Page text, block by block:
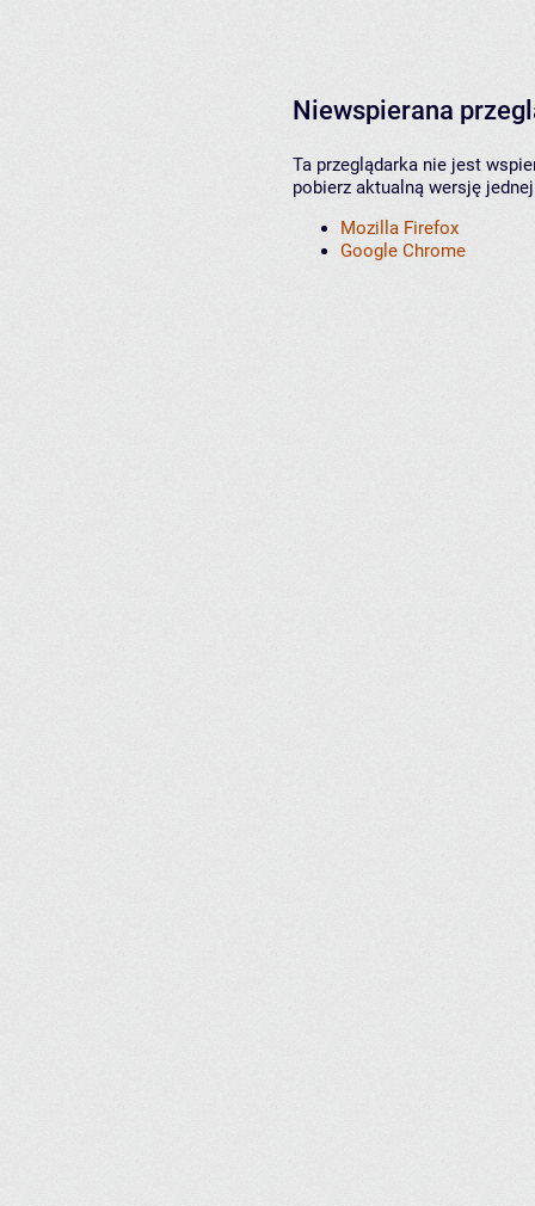
Niewspierana
Ta przeglądarka nie jest
pobierz aktualną wersję
Mozilla Firefox
Google Chrome